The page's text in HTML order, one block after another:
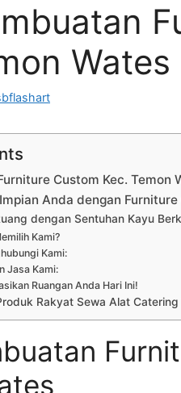
Wates
Custom Kec. Temon
Anda dengan
dengan Sentuhan Kayu
Kami?
Kami:
Jasa Kami:
Ruangan Anda Hari Ini!
Rakyat Sewa Alat